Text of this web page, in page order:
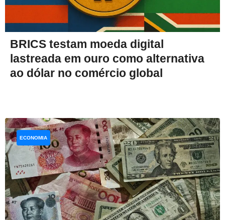
BRICS testam moeda digital
lastreada em ouro como alternativa
ao dólar no comércio global
ECONOMIA